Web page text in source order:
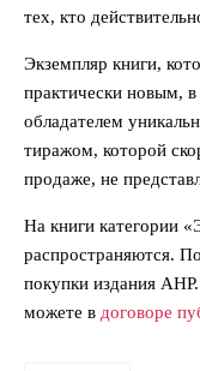
тех, кто
Экземпляр книги,
практически новым,
обладателем
тиражом, которой
продаже, не
На книги категории
распространяются.
покупки издания
можете в договоре